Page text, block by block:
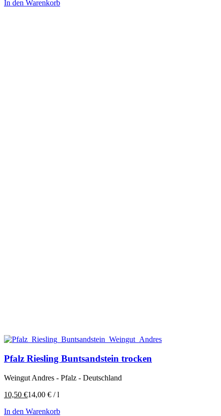
In den Warenkorb
Pfalz Riesling Buntsandstein trocken
Weingut Andres - Pfalz - Deutschland
10,50 €14,00 € /l
In den Warenkorb